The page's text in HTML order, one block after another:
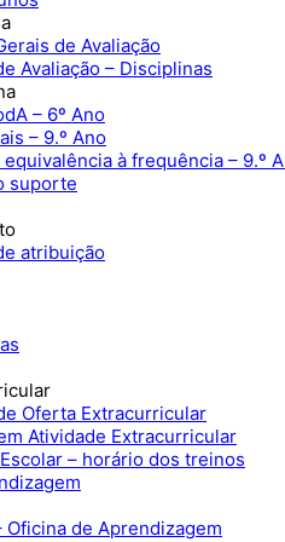
de Avaliação
Avaliação – Disciplinas
– 6º Ano
– 9.º Ano
à frequência – 9.º
suporte
atribuição
Oferta Extracurricular
Atividade Extracurricular
– horário dos treinos
Oficina de Aprendizagem